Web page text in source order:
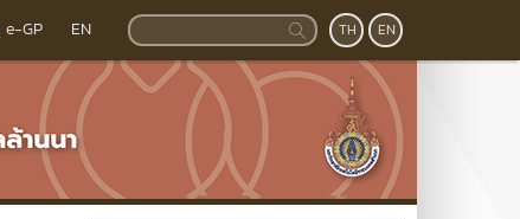
e-GP EN TH EN